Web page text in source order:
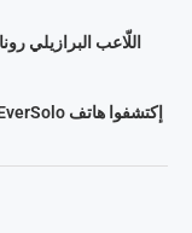
اللّاعب البرازيلي